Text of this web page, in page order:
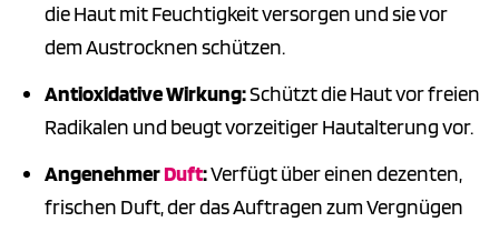
die Haut mit Feuchtigkeit versorgen und sie vor
dem Austrocknen schützen.
Antioxidative Wirkung:Schützt die Haut vor freien
Radikalen und beugt vorzeitiger Hautalterung vor.
AngenehmerDuft:Verfügt über einen dezenten,
frischen Duft, der das Auftragen zum Vergnügen